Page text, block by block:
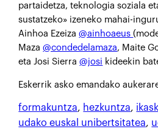
partaidetza, teknologia soziala
sustatzeko» izeneko mahai-
Ainhoa Ezeiza@ainhoaeus
Maza@condedelamaza, Maite
eta Josi Sierra@josi kideekin
Eskerrik asko emandako
formakuntza, hezkuntza,
udako euskal unibertsitatea,